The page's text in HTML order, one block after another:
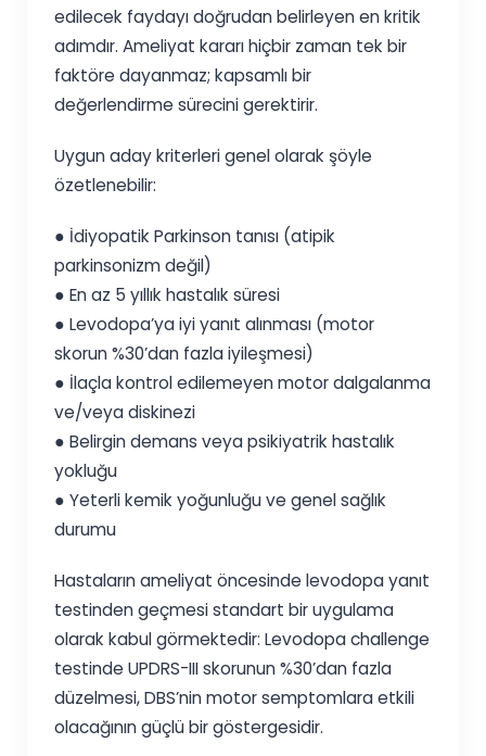
edilecek faydayı doğrudan belirleyen en kritik
adımdır. Ameliyat kararı hiçbir zaman tek bir
faktöre dayanmaz; kapsamlı bir
değerlendirme sürecini gerektirir.
Uygun aday kriterleri genel olarak şöyle
özetlenebilir:
● İdiyopatik Parkinson tanısı (atipik
parkinsonizm değil)
● En az 5 yıllık hastalık süresi
● Levodopa’ya iyi yanıt alınması (motor
skorun %30’dan fazla iyileşmesi)
● İlaçla kontrol edilemeyen motor dalgalanma
ve/veya diskinezi
● Belirgin demans veya psikiyatrik hastalık
yokluğu
● Yeterli kemik yoğunluğu ve genel sağlık
durumu
Hastaların ameliyat öncesinde levodopa yanıt
testinden geçmesi standart bir uygulama
olarak kabul görmektedir: Levodopa challenge
testinde UPDRS-III skorunun %30’dan fazla
düzelmesi, DBS’nin motor semptomlara etkili
olacağının güçlü bir göstergesidir.